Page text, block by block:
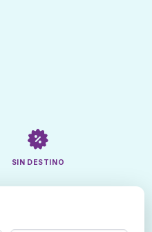
SIN DESTINO